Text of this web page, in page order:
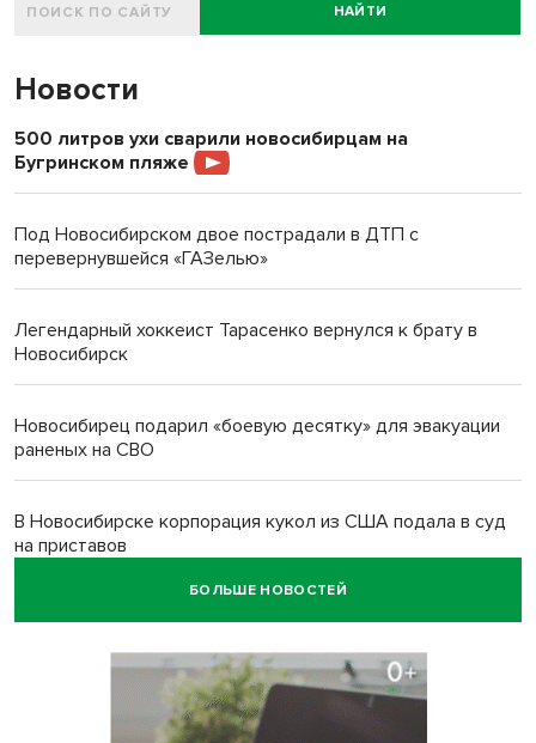
НАЙТИ
Новости
500 литров ухи сварили новосибирцам на
Бугринском пляже
Под Новосибирском двое пострадали в ДТП с
перевернувшейся «ГАЗелью»
Легендарный хоккеист Тарасенко вернулся к брату в
Новосибирск
Новосибирец подарил «боевую десятку» для эвакуации
раненых на СВО
В Новосибирске корпорация кукол из США подала в суд
на приставов
БОЛЬШЕ НОВОСТЕЙ